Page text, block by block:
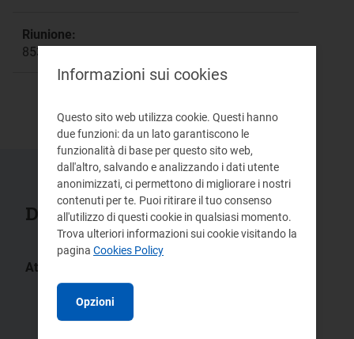
Riunione:
853
Documenti collegati
Atti:
527/2019/I/com
801/2017/I/com
Informazioni sui cookies
Questo sito web utilizza cookie. Questi hanno
due funzioni: da un lato garantiscono le
funzionalità di base per questo sito web,
dall'altro, salvando e analizzando i dati utente
anonimizzati, ci permettono di migliorare i nostri
contenuti per te. Puoi ritirare il tuo consenso
all'utilizzo di questi cookie in qualsiasi momento.
Trova ulteriori informazioni sui cookie visitando la
pagina Cookies Policy
Opzioni